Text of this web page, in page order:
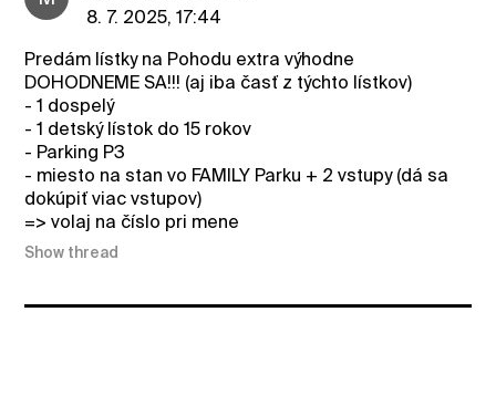
8. 7. 2025, 17:44
Predám lístky na Pohodu extra výhodne
DOHODNEME SA!!! (aj iba časť z týchto lístkov)
- 1 dospelý
- 1 detský lístok do 15 rokov
- Parking P3
- miesto na stan vo FAMILY Parku + 2 vstupy (dá sa
dokúpiť viac vstupov)
=> volaj na číslo pri mene
Show thread